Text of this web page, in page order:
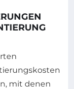
mit denen